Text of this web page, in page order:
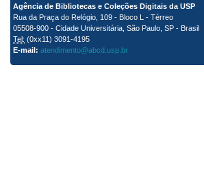
Agência de Bibliotecas e Coleções Digitais da USP
Rua da Praça do Relógio, 109 - Bloco L - Térreo
05508-900 - Cidade Universitária, São Paulo, SP - Brasil
Tel: (0xx11) 3091-4195
E-mail: atendimento@abcd.usp.br